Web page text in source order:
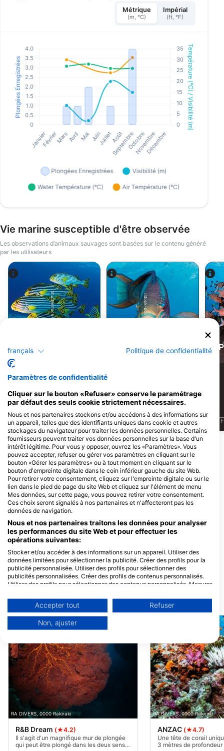
Métrique
(m, °C)
Impérial
(ft, °F)
Vie marine susceptible d'être observée
Les observations d’animaux sauvages sont basées sur le contenu généré
par les utilisateurs
Shutterstock-aquapix
Gorette
3Observations
J F M A M J J A S O N D
iStock-burnsboxco
perroquet
J F M A M J J A S O N D F
Centres de plongée desservant ce site
de plongée
RA DIVERS
Volivoli Circular Road, 0000
Rakiraki, Fidji
SITES DE PLONGÉE À PROXIMITÉ
RA DIVERS, 0000 Rakiraki
R&B Dream (★4.2)
Il s'agit d'un magnifique mur de plongée
qui peut être plongé dans les deux sens à
RA DIVERS, 0000 Rakiraki
ANZAC (★4.7)
Une tête de corail
3 mètres de
français Politique de confidentialité
Paramètres de confidentialité
Cliquer sur le bouton «Refuser» conserve le paramétrage
par défaut des seuls cookie strictement nécessaires.
Nous et nos partenaires stockons et/ou accédons à des informations sur
un appareil, telles que des identifiants uniques dans cookie et autres
stockages du navigateur pour traiter les données personnelles. Certains
fournisseurs peuvent traiter vos données personnelles sur la base d'un
intérêt légitime. Pour vous y opposer, ouvrez les «Paramètres». Vous
pouvez accepter, refuser ou gérer vos paramètres en cliquant sur le
bouton «Gérer les paramètres» ou à tout moment en cliquant sur le
bouton d'empreinte digitale dans le coin inférieur gauche du site Web.
Pour retirer votre consentement, cliquez sur l'empreinte digitale ou sur le
lien dans le pied de page du site Web et cliquez sur l'élément de menu
Mes données, sur cette page, vous pouvez retirer votre consentement.
Ces choix seront signalés à nos partenaires et n'affecteront pas les
données de navigation.
Nous et nos partenaires traitons les données pour analyser
les performances du site Web et pour effectuer les
opérations suivantes:
Stocker et/ou accéder à des informations sur un appareil. Utiliser des
données limitées pour sélectionner la publicité. Créer des profils pour la
publicité personnalisée. Utiliser des profils pour sélectionner des
publicités personnalisées. Créer des profils de contenus personnalisés.
Utiliser des profils pour sélectionner des contenus personnalisés. Mesurer
Comprendre les publics par le biais de statistiques ou de combinaisons de
données provenant de différentes sources. Développer et améliorer les
services. Utiliser des données limitées pour sélectionner le contenu.
Vous trouverez de plus amples informations sur l'utilisation des données
Les données peuvent être partagées en dehors de l'Union européenne et
envoyées aux États-Unis.
Votre consentement et la politique cookie s'appliquent uniquement à ce
site Web/application.
Voir la liste des partenaires (1 IAB Vendors)
Nous utilisons vos données aux fins suivantes :
Objectifs de traitement de l'IAB :
un appareil
Accepter tout Refuser
Non, ajuster